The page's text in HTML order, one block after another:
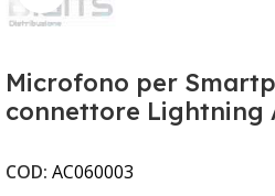
Microfono per
connettore Lightning
COD: AC060003